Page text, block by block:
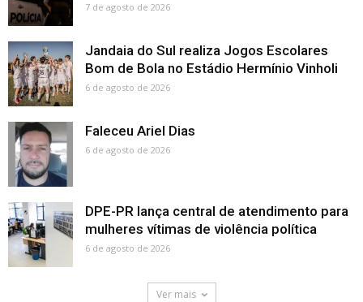
7 de agosto de 2026
Jandaia do Sul realiza Jogos Escolares
Bom de Bola no Estádio Hermínio Vinholi
6 de agosto de 2026
Faleceu Ariel Dias
6 de agosto de 2026
DPE-PR lança central de atendimento para
mulheres vítimas de violência política
6 de agosto de 2026
Ver mais